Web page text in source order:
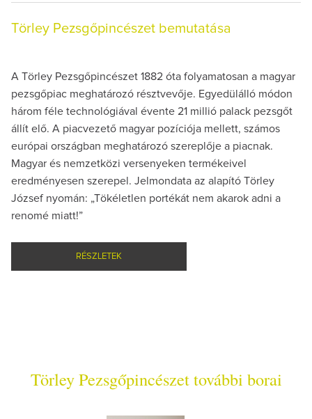
Törley Pezsgőpincészet bemutatása
A Törley Pezsgőpincészet 1882 óta folyamatosan a magyar
pezsgőpiac meghatározó résztvevője. Egyedülálló módon
három féle technológiával évente 21 millió palack pezsgőt
állít elő. A piacvezető magyar pozíciója mellett, számos
európai országban meghatározó szereplője a piacnak.
Magyar és nemzetközi versenyeken termékeivel
eredményesen szerepel. Jelmondata az alapító Törley
József nyomán: „Tökéletlen portékát nem akarok adni a
renomé miatt!”
RÉSZLETEK
Törley Pezsgőpincészet további borai